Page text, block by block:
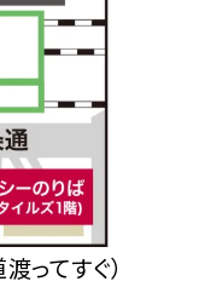
ってすぐ）